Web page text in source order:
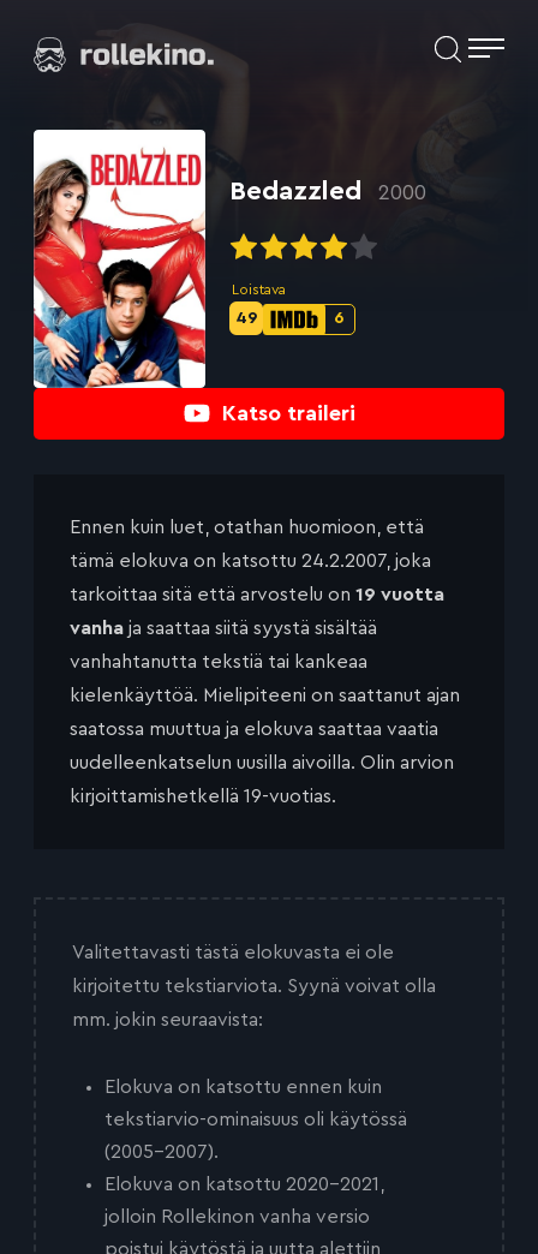
suoraan
Elokuvat ja elokuva-arviot | Rollekino.fi
lopputekstien
jälkeen.
Katso traileri
Bedazzled 2000
Loistava
IMDb-
6
Metascore-
49
Ennen kuin luet, otathan huomioon, että
tämä elokuva on katsottu 24.2.2007, joka
tarkoittaa sitä että arvostelu on 19 vuotta
vanha ja saattaa siitä syystä sisältää
vanhahtanutta tekstiä tai kankeaa
kielenkäyttöä. Mielipiteeni on saattanut ajan
saatossa muuttua ja elokuva saattaa vaatia
uudelleenkatselun uusilla aivoilla. Olin arvion
kirjoittamishetkellä 19-vuotias.
Valitettavasti tästä elokuvasta ei ole
kirjoitettu tekstiarviota. Syynä voivat olla
mm. jokin seuraavista:
Elokuva on katsottu ennen kuin
tekstiarvio-ominaisuus oli käytössä
(2005-2007).
Elokuva on katsottu 2020-2021,
jolloin Rollekinon vanha versio
poistui käytöstä ja uutta alettiin